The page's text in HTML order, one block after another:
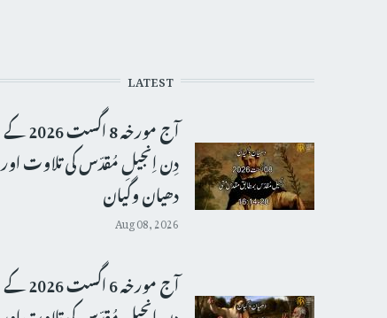
LATEST
آج مورخہ 8 اگست 2026 کے
دِن اِنجیلِ مُقدّس کی تلاوت اور
دھیان وگیان
Aug 08, 2026
آج مورخہ 6 اگست 2026 کے